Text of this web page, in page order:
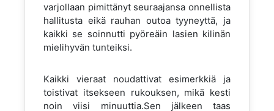
varjollaan pimittänyt seuraajansa onnellista
hallitusta eikä rauhan outoa tyyneyttä, ja
kaikki se soinnutti pyöreäin lasien kilinän
mielihyvän tunteiksi.
Kaikki vieraat noudattivat esimerkkiä ja
toistivat itsekseen rukouksen, mikä kesti
noin viisi minuuttia.Sen jälkeen taas